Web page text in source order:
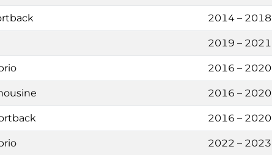
2014 – 2018
2019 – 2021
2016 – 2020
2016 – 2020
2016 – 2020
2022 – 2023